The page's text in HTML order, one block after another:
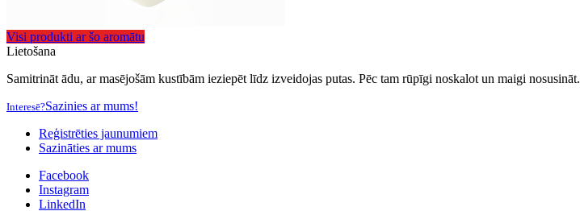
Visi produkti ar šo aromātu
Lietošana
Samitrināt ādu, ar masējošām kustībām ieziepēt līdz izveidojas putas. Pēc tam rūpīgi noskalot un maigi nosusināt.
Interesē?Sazinies ar mums!
Reģistrēties jaunumiem
Sazināties ar mums
Facebook
Instagram
LinkedIn